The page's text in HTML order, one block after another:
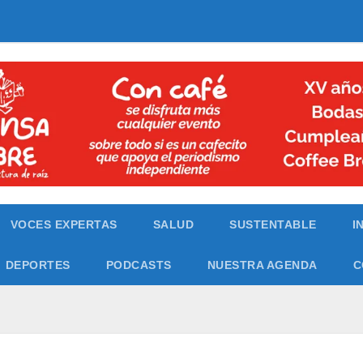
VOCES EXPERTAS SALUD SUSTENTABLE
DEPORTES PODCASTS NUESTRA AGENDA